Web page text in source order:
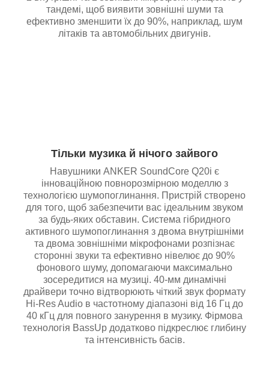
тандемі, щоб виявити зовнішні шуми та
ефективно зменшити їх до 90%, наприклад, шум
літаків та автомобільних двигунів.
Тільки музика й нічого зайвого
Навушники ANKER SoundCore Q20i є
інноваційною повнорозмірною моделлю з
технологією шумопоглинання. Пристрій створено
для того, щоб забезпечити вас ідеальним звуком
за будь-яких обставин. Система гібридного
активного шумопоглинання з двома внутрішніми
та двома зовнішніми мікрофонами розпізнає
сторонні звуки та ефективно нівелює до 90%
фонового шуму, допомагаючи максимально
зосередитися на музиці. 40-мм динамічні
драйвери точно відтворюють чіткий звук формату
Hi-Res Audio в частотному діапазоні від 16 Гц до
40 кГц для повного занурення в музику. Фірмова
технологія BassUp додатково підкреслює глибину
та інтенсивність басів.